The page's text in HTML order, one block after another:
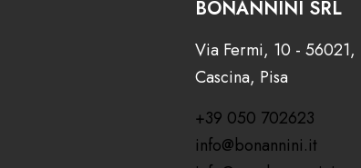
BONANNINI SRL
Via Fermi, 10 - 56021,
Cascina, Pisa
+39 050 702623
info@bonannini.it